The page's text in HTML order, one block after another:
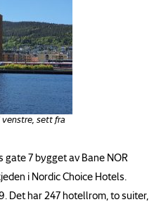
venstre, sett fra
7 bygget av Bane NOR
i Nordic Choice Hotels.
Det har 247 hotellrom, to suiter,